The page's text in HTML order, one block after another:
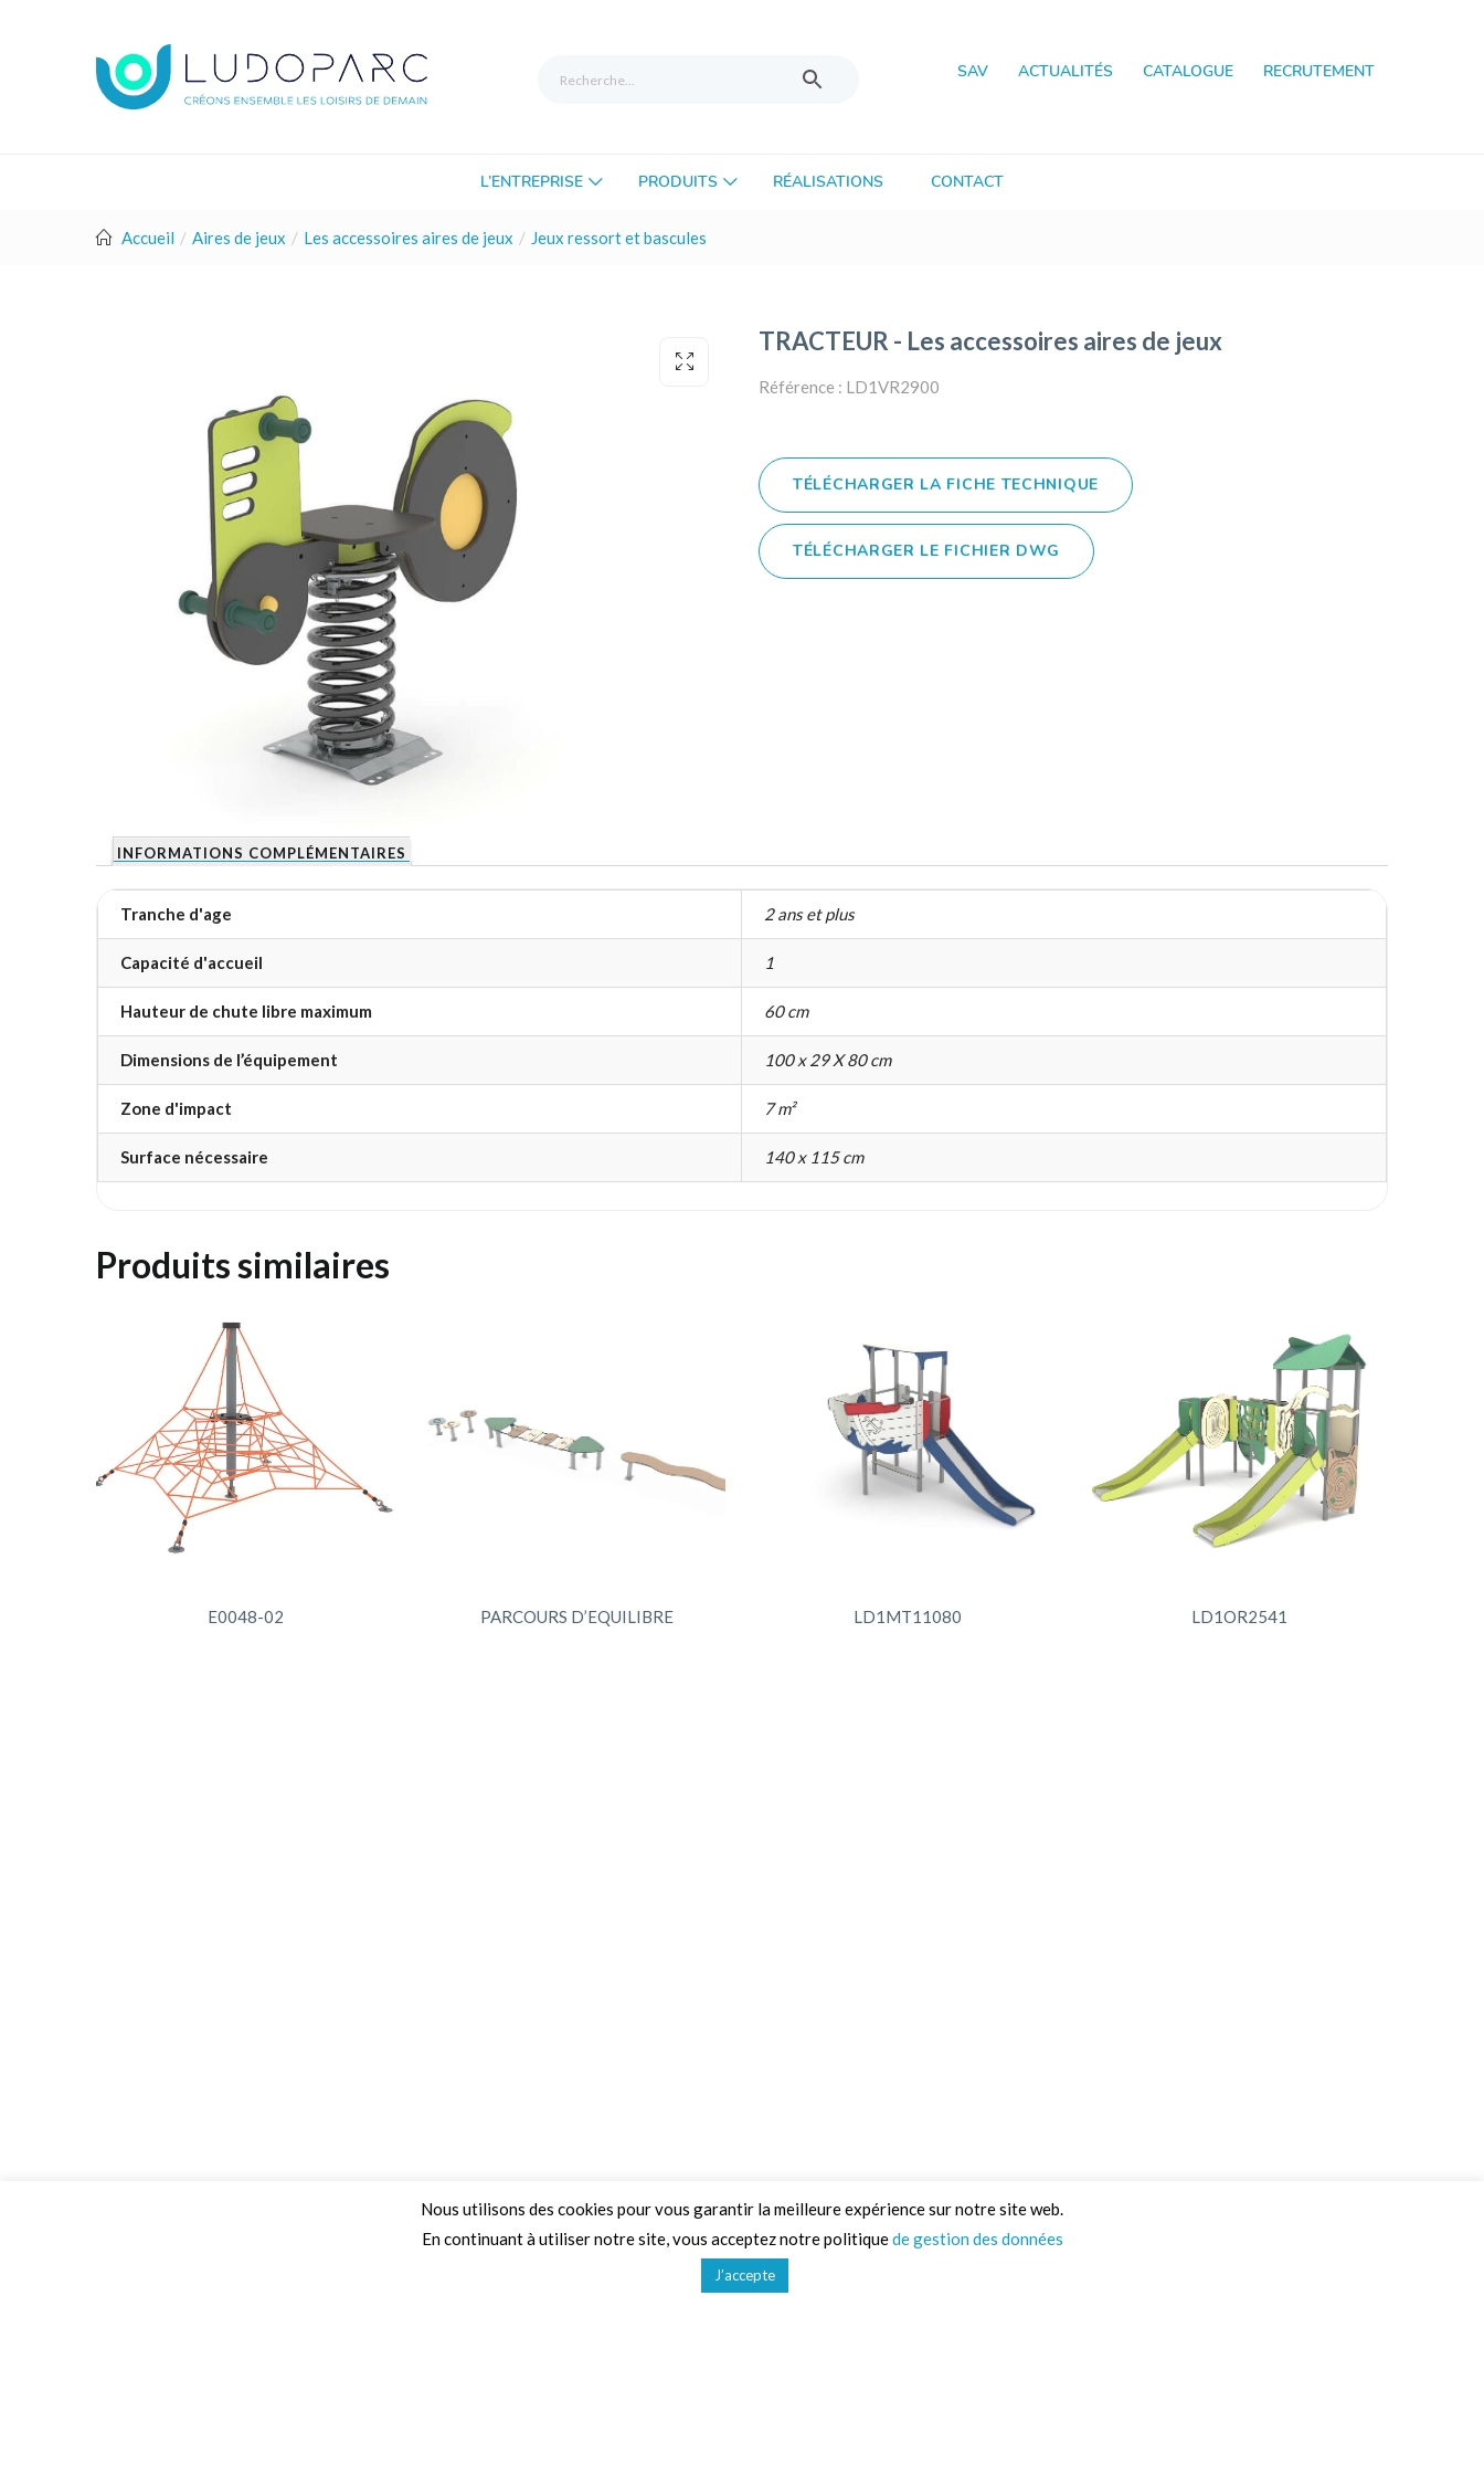
SAV ACTUALITÉS CATALOGUE RECRUTEMENT
L’ENTREPRISE PRODUITS RÉALISATIONS CONTACT
Accueil Aires de jeux Les accessoires aires de jeux Jeux ressort et bascules
TRACTEUR - Les accessoires aires de jeux
Référence : LD1VR2900
TÉLÉCHARGER LA FICHE TECHNIQUE
TÉLÉCHARGER LE FICHIER DWG
INFORMATIONS COMPLÉMENTAIRES
Tranche d'age 2 ans et plus
Capacité d'accueil 1
Hauteur de chute libre maximum 60 cm
Dimensions de l’équipement 100 x 29 X 80 cm
Zone d'impact 7 m²
Surface nécessaire 140 x 115 cm
Produits similaires
E0048-02 PARCOURS D’EQUILIBRE LD1MT11080 LD1OR2541
Nous utilisons des cookies pour vous garantir la meilleure expérience sur notre site web.
En continuant à utiliser notre site, vous acceptez notre politiquede gestion des données
J’accepte